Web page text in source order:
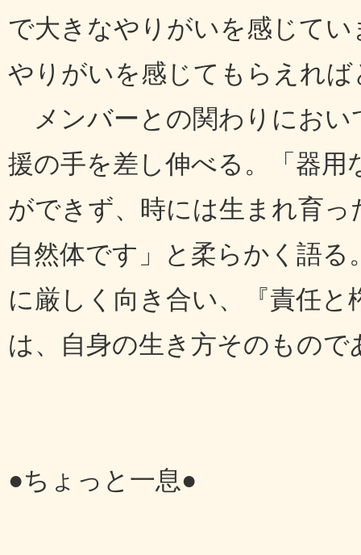
で大きなやりがいを感じて
やりがいを感じてもらえれ
メンバーとの関わりにおい
援の手を差し伸べる。「器
ができず、時には生まれ育
自然体です」と柔らかく語
に厳しく向き合い、『責任
は、自身の生き方そのもので
●ちょっと一息●